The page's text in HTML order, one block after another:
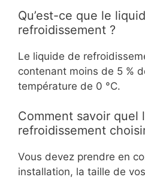
Qu’est-ce que le
refroidissement ?
Le liquide de
contenant moins de 5 %
température de 0 °C.
Comment savoir quel
refroidissement
Vous devez prendre en
installation, la taille de